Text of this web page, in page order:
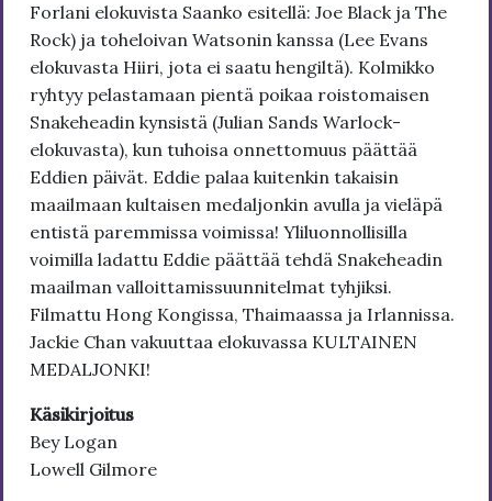
Forlani elokuvista Saanko esitellä: Joe Black ja The
Rock) ja toheloivan Watsonin kanssa (Lee Evans
elokuvasta Hiiri, jota ei saatu hengiltä). Kolmikko
ryhtyy pelastamaan pientä poikaa roistomaisen
Snakeheadin kynsistä (Julian Sands Warlock-
elokuvasta), kun tuhoisa onnettomuus päättää
Eddien päivät. Eddie palaa kuitenkin takaisin
maailmaan kultaisen medaljonkin avulla ja vieläpä
entistä paremmissa voimissa! Yliluonnollisilla
voimilla ladattu Eddie päättää tehdä Snakeheadin
maailman valloittamissuunnitelmat tyhjiksi.
Filmattu Hong Kongissa, Thaimaassa ja Irlannissa.
Jackie Chan vakuuttaa elokuvassa KULTAINEN
MEDALJONKI!
Käsikirjoitus
Bey Logan
Lowell Gilmore